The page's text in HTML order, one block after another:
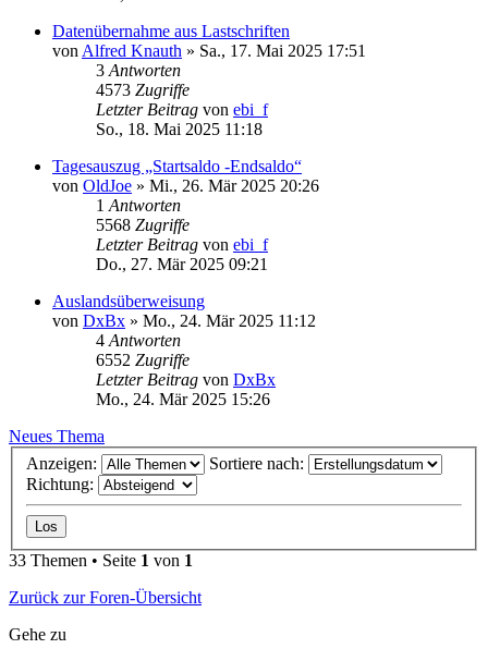
Datenübernahme aus Lastschriften
von Alfred Knauth » Sa., 17. Mai 2025 17:51
3 Antworten
4573 Zugriffe
Letzter Beitrag von ebi_f
So., 18. Mai 2025 11:18
Tagesauszug „Startsaldo -Endsaldo“
von OldJoe » Mi., 26. Mär 2025 20:26
1 Antworten
5568 Zugriffe
Letzter Beitrag von ebi_f
Do., 27. Mär 2025 09:21
Auslandsüberweisung
von DxBx » Mo., 24. Mär 2025 11:12
4 Antworten
6552 Zugriffe
Letzter Beitrag von DxBx
Mo., 24. Mär 2025 15:26
Neues Thema
Anzeigen:
Sortiere nach:
Richtung:
33 Themen • Seite 1 von 1
Zurück zur Foren-Übersicht
Gehe zu